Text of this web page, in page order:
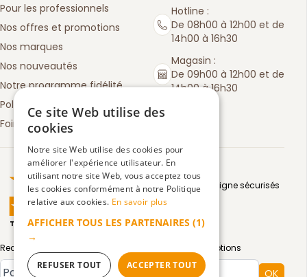
Pour les professionnels
Nos offres et promotions
Nos marques
Nos nouveautés
Notre programme fidélité
Politique de retours
Foire aux questions
Hotline :
De 08h00 à 12h00 et de
14h00 à 16h30
Magasin :
De 09h00 à 12h00 et de
14h00 à 16h30
Truspilot : La Boutique des chefs
TrustScore4.5 | 3083avis
Moyens de paiement en ligne sécurisés
Recevez par email toute notre actualité et nos promotions
Type de compte OK
Ce site Web utilise des
cookies
Notre site Web utilise des cookies pour
améliorer l'expérience utilisateur. En
utilisant notre site Web, vous acceptez tous
les cookies conformément à notre Politique
relative aux cookies. En savoir plus
AFFICHER TOUS LES PARTENAIRES (1)
→
ACCEPTER TOUT
REFUSER TOUT